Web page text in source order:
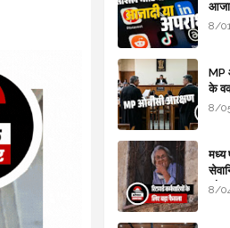
8/
MP
के
8/
मध्य
और
8/